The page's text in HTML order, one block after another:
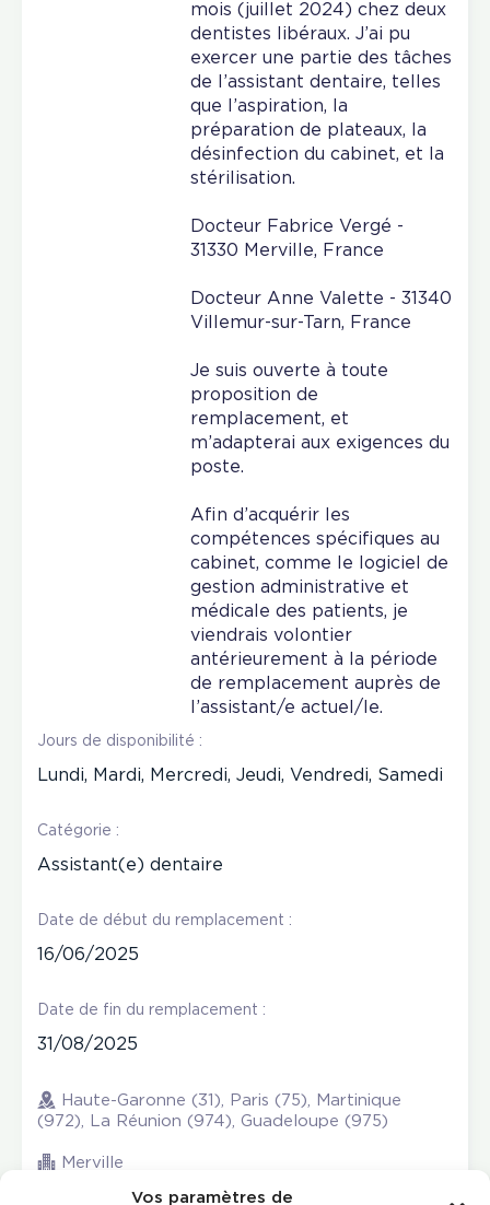
Vos paramètres de
mois (juillet 2024) chez deux
dentistes libéraux. J’ai pu
exercer une partie des tâches
de l’assistant dentaire, telles
que l’aspiration, la
préparation de plateaux, la
désinfection du cabinet, et la
stérilisation.
Docteur Fabrice Vergé -
31330 Merville, France
Docteur Anne Valette - 31340
Villemur-sur-Tarn, France
Je suis ouverte à toute
proposition de
remplacement, et
m’adapterai aux exigences du
poste.
Afin d’acquérir les
compétences spécifiques au
cabinet, comme le logiciel de
gestion administrative et
médicale des patients, je
viendrais volontier
antérieurement à la période
de remplacement auprès de
l’assistant/e actuel/le.
Jours de disponibilité :
Lundi, Mardi, Mercredi, Jeudi, Vendredi, Samedi
Catégorie :
Assistant(e) dentaire
Date de début du remplacement :
16/06/2025
Date de fin du remplacement :
31/08/2025
Haute-Garonne (31), Paris (75), Martinique
(972), La Réunion (974), Guadeloupe (975)
Merville